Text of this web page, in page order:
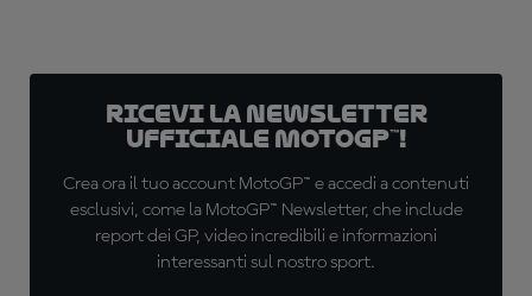
Ricevi la newsletter
ufficiale MotoGP™!
Crea ora il tuo account MotoGP™ e accedi a contenuti
esclusivi, come la MotoGP™ Newsletter, che include
report dei GP, video incredibili e informazioni
interessanti sul nostro sport.